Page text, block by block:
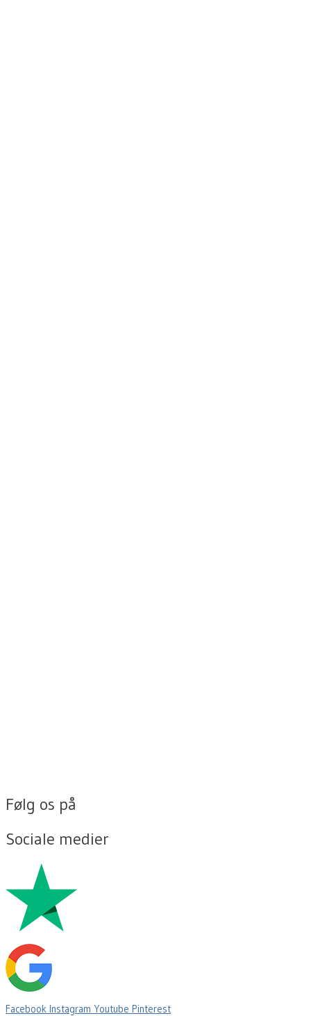
Følg os på
Sociale medier
Facebook Instagram Youtube Pinterest